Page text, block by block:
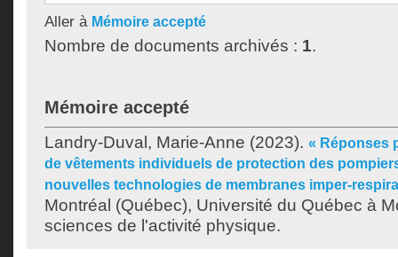
Aller à Mémoire accepté
Nombre de documents archivés : 1.
Mémoire accepté
Landry-Duval, Marie-Anne (2023). « Réponses
de vêtements individuels de protection des
nouvelles technologies de membranes imper-
Montréal (Québec), Université du Québec à
sciences de l'activité physique.